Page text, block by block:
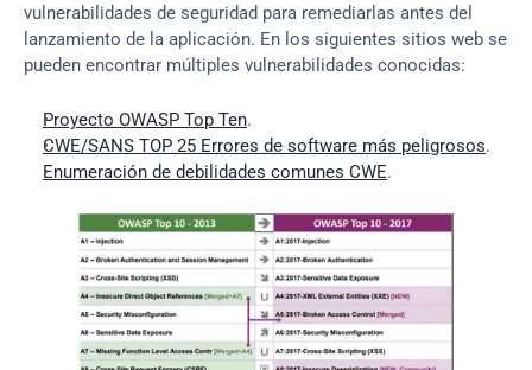
vulnerabilidades de seguridad para remediarlas antes del
lanzamiento de la aplicación. En los siguientes sitios web se
pueden encontrar múltiples vulnerabilidades conocidas:
Proyecto OWASP Top Ten.
CWE/SANS TOP 25 Errores de software más peligrosos.
Enumeración de debilidades comunes CWE.